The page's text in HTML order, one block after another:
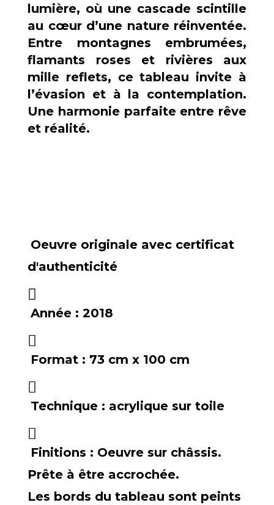
lumière, où une cascade scintille
au cœur d’une nature réinventée.
Entre montagnes embrumées,
flamants roses et rivières aux
mille reflets, ce tableau invite à
l’évasion et à la contemplation.
Une harmonie parfaite entre rêve
et réalité.
Oeuvre originale avec certificat
d'authenticité
Année : 2018
Format : 73 cm x 100 cm
Technique : acrylique sur toile
Finitions : Oeuvre sur châssis.
Prête à être accrochée.
Les bords du tableau sont peints